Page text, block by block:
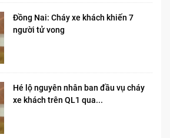
Đồng Nai: Cháy xe khách khiến 7
người tử vong​
Hé lộ nguyên nhân ban đầu vụ cháy
xe khách trên QL1 qua...